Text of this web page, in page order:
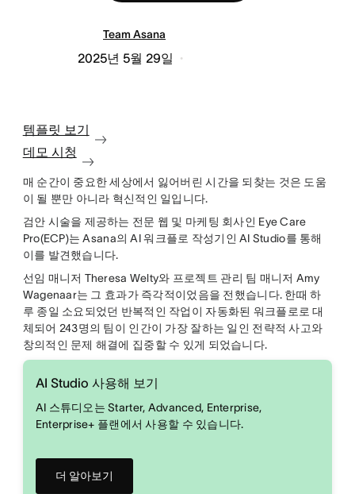
Team Asana
2025년 5월 29일
템플릿 보기
데모 시청
매 순간이 중요한 세상에서 잃어버린 시간을 되찾는 것은 도움
이 될 뿐만 아니라 혁신적인 일입니다.
검안 시술을 제공하는 전문 웹 및 마케팅 회사인 Eye Care
Pro(ECP)는 Asana의 AI 워크플로 작성기인 AI Studio를 통해
이를 발견했습니다.
선임 매니저 Theresa Welty와 프로젝트 관리 팀 매니저 Amy
Wagenaar는 그 효과가 즉각적이었음을 전했습니다. 한때 하
루 종일 소요되었던 반복적인 작업이 자동화된 워크플로로 대
체되어 243명의 팀이 인간이 가장 잘하는 일인 전략적 사고와
창의적인 문제 해결에 집중할 수 있게 되었습니다.
AI Studio 사용해 보기
AI 스튜디오는 Starter, Advanced, Enterprise,
Enterprise+ 플랜에서 사용할 수 있습니다.
더 알아보기